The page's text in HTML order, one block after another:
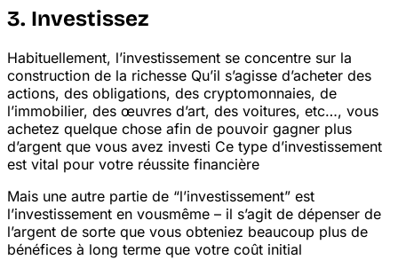
3. Investissez
Habituellement, l’investissement se concentre sur la
construction de la richesse Qu’il s’agisse d’acheter des
actions, des obligations, des cryptomonnaies, de
l’immobilier, des œuvres d’art, des voitures, etc…, vous
achetez quelque chose afin de pouvoir gagner plus
d’argent que vous avez investi Ce type d’investissement
est vital pour votre réussite financière
Mais une autre partie de “l’investissement” est
l’investissement en vousmême – il s’agit de dépenser de
l’argent de sorte que vous obteniez beaucoup plus de
bénéfices à long terme que votre coût initial